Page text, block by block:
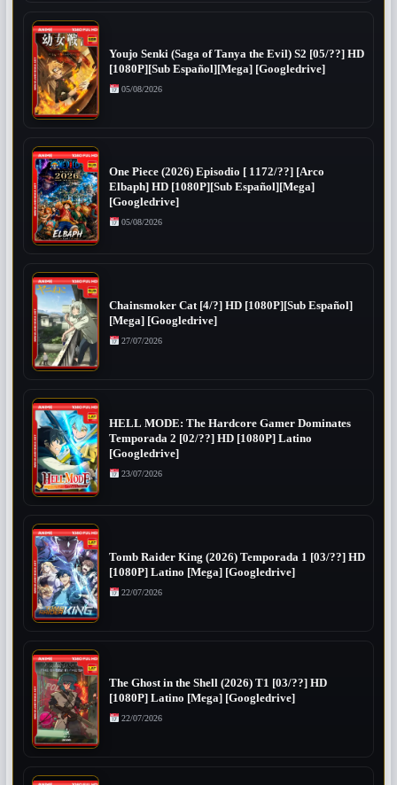
Youjo Senki (Saga of Tanya the Evil) S2 [05/??] HD
[1080P][Sub Español][Mega] [Googledrive]
05/08/2026
One Piece (2026) Episodio [ 1172/??] [Arco
Elbaph] HD [1080P][Sub Español][Mega]
[Googledrive]
05/08/2026
Chainsmoker Cat [4/?] HD [1080P][Sub Español]
[Mega] [Googledrive]
27/07/2026
HELL MODE: The Hardcore Gamer Dominates
Temporada 2 [02/??] HD [1080P] Latino
[Googledrive]
23/07/2026
Tomb Raider King (2026) Temporada 1 [03/??] HD
[1080P] Latino [Mega] [Googledrive]
22/07/2026
The Ghost in the Shell (2026) T1 [03/??] HD
[1080P] Latino [Mega] [Googledrive]
22/07/2026